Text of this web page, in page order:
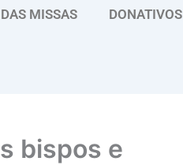
MISSAS DONATIVOS
bispos e